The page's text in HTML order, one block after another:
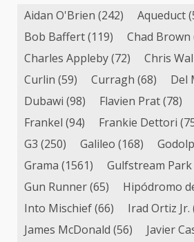
Aidan O'Brien (242) Aqueduct
Bob Baffert(119) Chad Brown
Charles Appleby(72) Chris
Curlin (59) Curragh (68) Del
Dubawi (98) Flavien Prat(78)
Frankel (94) Frankie Dettori
G3 (250) Galileo (168)
Grama (1561) Gulfstream Park
Gun Runner(65) Hipódromo
Into Mischief(66) Irad Ortiz Jr.
James McDonald (56) Javier